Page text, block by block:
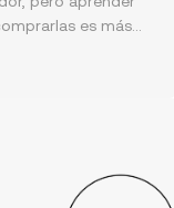
es más
móvil de